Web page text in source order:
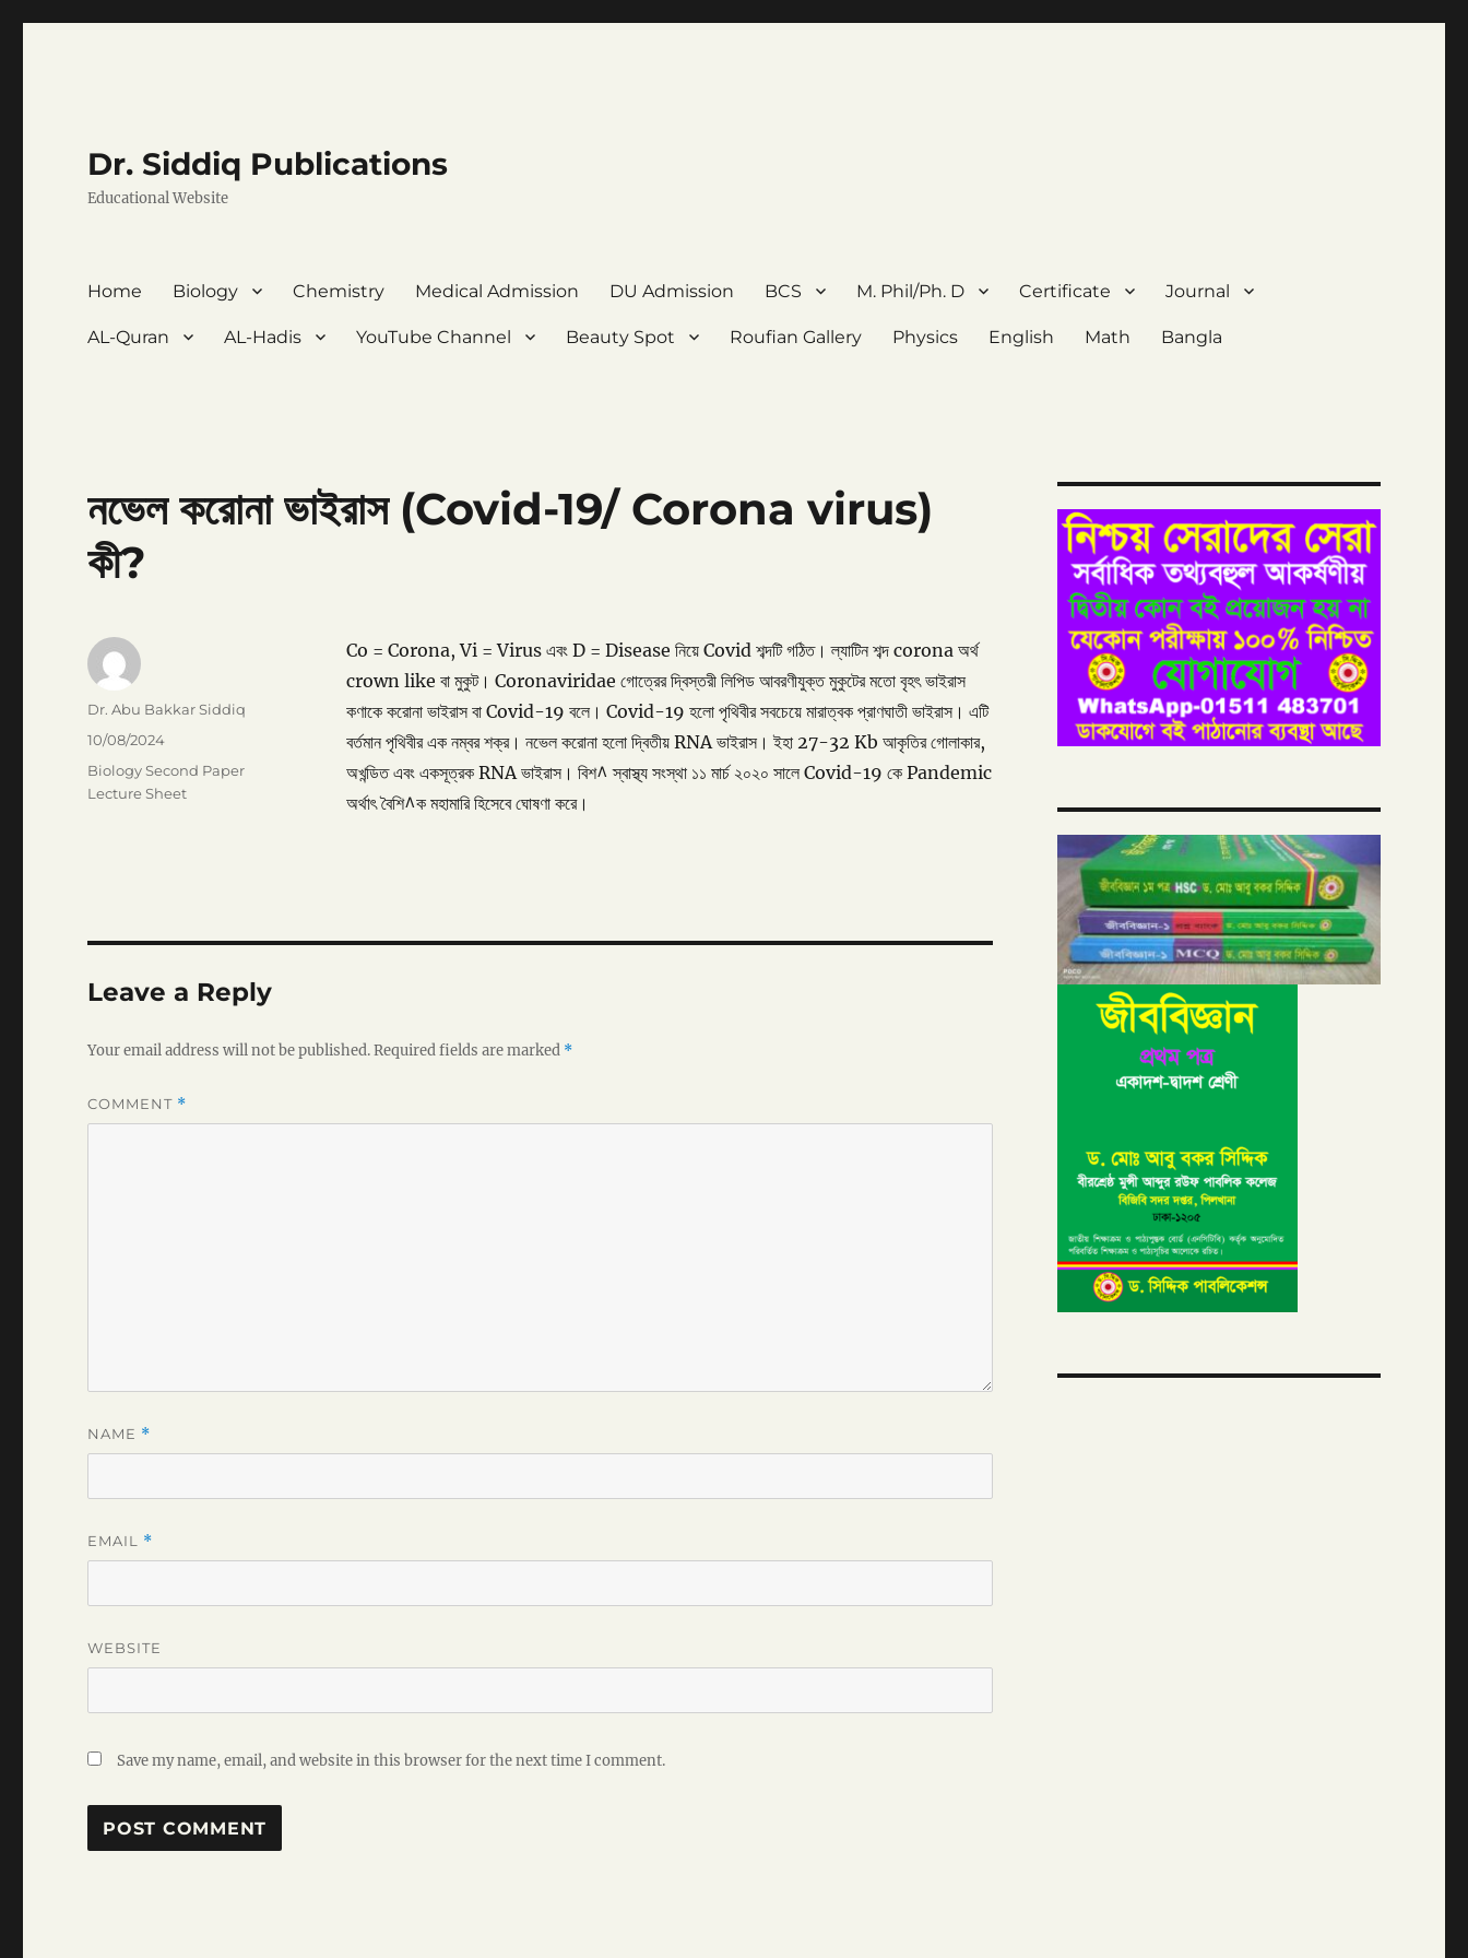
Dr. Siddiq Publications
Educational Website
Home Biology Chemistry Medical Admission DU Admission BCS M. Phil/Ph. D Certificate Journal
AL-Quran AL-Hadis YouTube Channel Beauty Spot Roufian Gallery Physics English Math Bangla
নভেল করোনা ভাইরাস (Covid-19/ Corona virus)
কী?
Co = Corona, Vi = Virus এবং D = Disease নিয়ে Covid শব্দটি গঠিত। ল্যাটিন শব্দ corona অর্থ
crown like বা মুকুট। Coronaviridae গোত্রের দ্বিস্তরী লিপিড আবরণীযুক্ত মুকুটের মতো বৃহৎ ভাইরাস
কণাকে করোনা ভাইরাস বা Covid-19 বলে। Covid-19 হলো পৃথিবীর সবচেয়ে মারাত্বক প্রাণঘাতী ভাইরাস। এটি
বর্তমান পৃথিবীর এক নম্বর শক্র। নভেল করোনা হলো দ্বিতীয় RNA ভাইরাস। ইহা 27-32 Kb আকৃতির গোলাকার,
অখন্ডিত এবং একসূত্রক RNA ভাইরাস। বিশ^ স্বাস্থ্য সংস্থা ১১ মার্চ ২০২০ সালে Covid-19 কে Pandemic
অর্থাৎ বৈশি^ক মহামারি হিসেবে ঘোষণা করে।
Author
Dr. Abu Bakkar Siddiq
Posted
on
10/08/2024
Categories
Biology Second Paper
Lecture Sheet
Leave a Reply
Your email address will not be published.Required fields are marked *
COMMENT *
NAME *
EMAIL *
WEBSITE
Save my name, email, and website in this browser for the next time I comment.